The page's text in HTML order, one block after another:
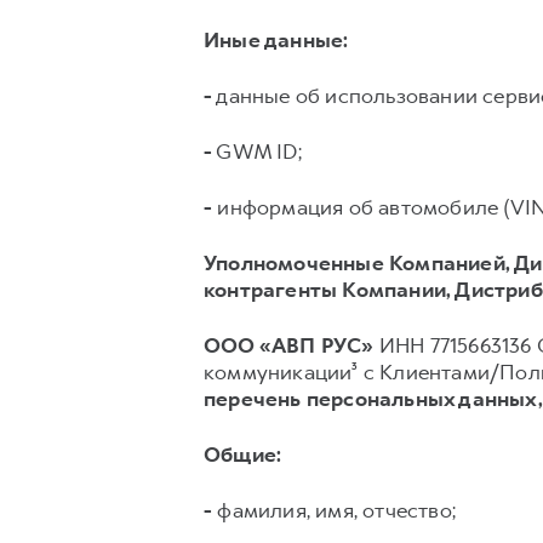
Иные данные:
-данные об использовании
- GWM ID;
- информация об автомобиле
Уполномоченные Компанией,
контрагенты Компании,
ООО «АВП РУС» ИНН 7715663136
коммуникации³ с Клиентами/
перечень персональных
Общие:
- фамилия, имя, отчество;